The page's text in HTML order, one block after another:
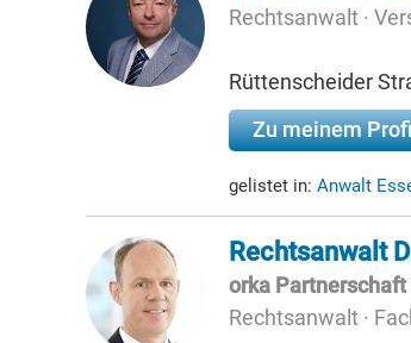
Rechtsanwalt ·
Rüttenscheider
Zu meinem
gelistet in: Anwalt
Rechtsanwalt
orka Partnerschaft
Rechtsanwalt ·